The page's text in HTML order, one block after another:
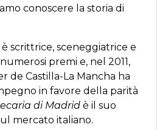
conoscere la storia di
è scrittrice, sceneggiatrice e
premi e, nel 2011,
de Castilla-La Mancha ha
in favore della parità
di Madrid è il suo
mercato italiano.